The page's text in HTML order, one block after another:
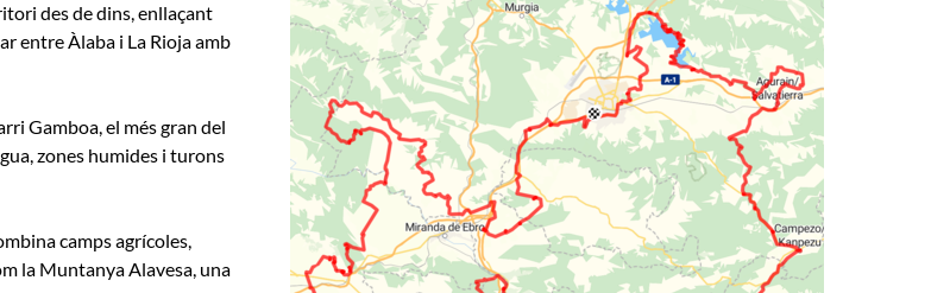
des de dins, enllaçant
entre Àlaba i La Rioja amb
Gamboa, el més gran del
zones humides i turons
camps agrícoles,
la Muntanya Alavesa, una